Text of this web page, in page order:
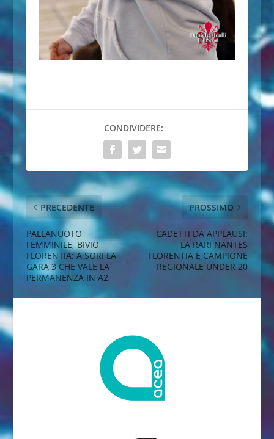
CONDIVIDERE:
PRECEDENTE
PALLANUOTO
FEMMINILE, BIVIO
FLORENTIA: A SORI LA
GARA 3 CHE VALE LA
PERMANENZA IN A2
PROSSIMO
CADETTI DA APPLAUSI:
LA RARI NANTES
FLORENTIA È CAMPIONE
REGIONALE UNDER 20